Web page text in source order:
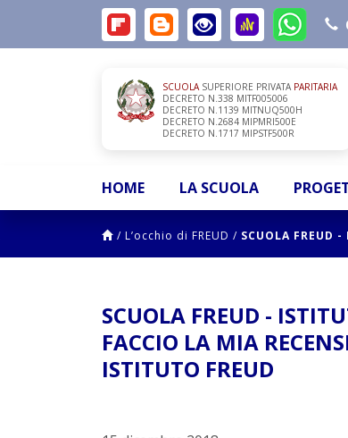
SCUOLASUPERIORE PRIVATA PARITARIA
DECRETO N.338 MITF005006
DECRETO N.1139 MITNUQ500H
DECRETO N.2684 MIPMRI500E
DECRETO N.1717 MIPSTF500R
HOME LA SCUOLA
/ L’occhio di FREUD / SCUOLA FREUD
SCUOLA FREUD -
FACCIO LA MIA
ISTITUTO FREUD